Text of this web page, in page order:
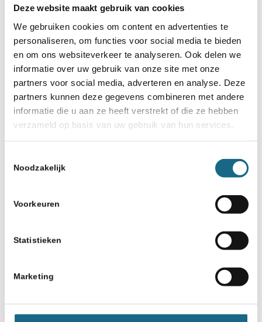
Deze website maakt gebruik van cookies
We gebruiken cookies om content en advertenties te
personaliseren, om functies voor social media te bieden
en om ons websiteverkeer te analyseren. Ook delen we
informatie over uw gebruik van onze site met onze
partners voor social media, adverteren en analyse. Deze
partners kunnen deze gegevens combineren met andere
informatie die u aan ze heeft verstrekt of die ze hebben
verzameld op basis van uw gebruik van hun services.
Noodzakelijk
Voorkeuren
Statistieken
Marketing